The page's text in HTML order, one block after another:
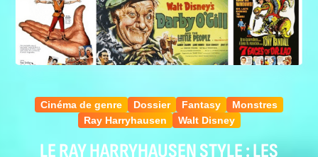
Cinéma de genre Dossier Fantasy
Monstres
Ray Harryhausen
Walt Disney
LE RAY HARRYHAUSEN STYLE : LES